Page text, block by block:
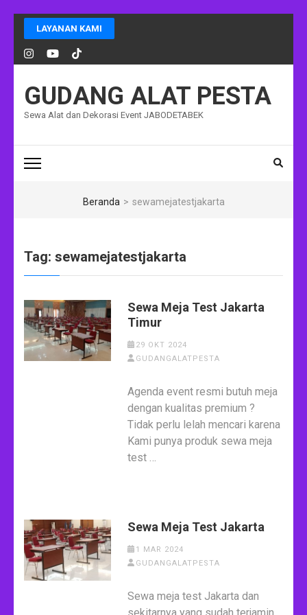
Lompat
ke
konten
Enter)
LAYANAN KAMI
GUDANG ALAT PESTA
Sewa Alat dan Dekorasi Event JABODETABEK
Beranda > sewamejatestjakarta
Tag: sewamejatestjakarta
Sewa Meja Test Jakarta
Timur
29 OKT 2024
GUDANGALATPESTA
Agenda event resmi butuh meja
dengan kualitas premium ?
Tidak perlu lelah mencari karena
Kami punya produk sewa meja
test …
Sewa Meja Test Jakarta
1 MAR 2024
GUDANGALATPESTA
Sewa meja test Jakarta dan
sekitarnya yang sudah terjamin